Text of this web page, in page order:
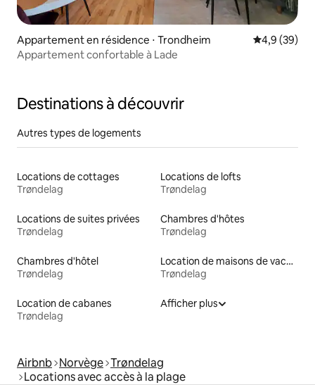
Appartement en résidence ⋅ Trondheim Évaluation
4,9 (39)
Appartement confortable à Lade
Destinations à découvrir
Autres types de logements
Locations de cottages
Trøndelag
Locations de lofts
Trøndelag
Locations de suites privées
Trøndelag
Chambres d'hôtes
Trøndelag
Chambres d'hôtel
Trøndelag
Location de maisons de vacances
Trøndelag
Location de cabanes
Trøndelag
Afficher plus
Airbnb Norvège Trøndelag
Locations avec accès à la plage